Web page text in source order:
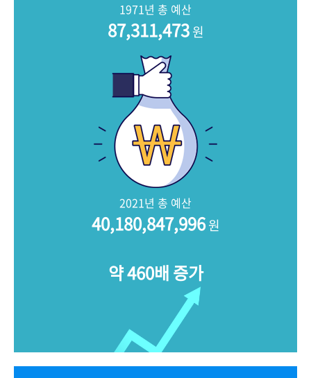
1971년 총 예산
87,311,473원
2021년 총 예산
40,180,847,996원
약 460배 증가